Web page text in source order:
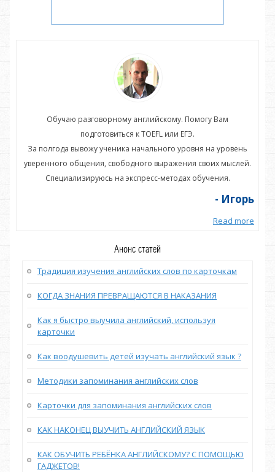
Обучаю разговорному английскому. Помогу Вам
подготовиться к TOEFL или ЕГЭ.
За полгода вывожу ученика начального уровня на уровень
уверенного общения, свободного выражения своих мыслей.
Специализируюсь на экспресс-методах обучения.
- Игорь
Read more
Анонс статей
Традиция изучения английских слов по карточкам
КОГДА ЗНАНИЯ ПРЕВРАЩАЮТСЯ В НАКАЗАНИЯ
Как я быстро выучила английский, используя
карточки
Как воодушевить детей изучать английский язык ?
Методики запоминания английских слов
Карточки для запоминания английских слов
КАК НАКОНЕЦ ВЫУЧИТЬ АНГЛИЙСКИЙ ЯЗЫК
КАК ОБУЧИТЬ РЕБЁНКА АНГЛИЙСКОМУ? С ПОМОЩЬЮ
ГАДЖЕТОВ!